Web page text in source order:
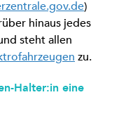
)
hinaus jedes
steht allen
zu.
Halter:in eine